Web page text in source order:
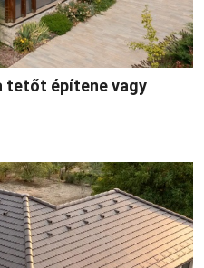
tetőt építene vagy